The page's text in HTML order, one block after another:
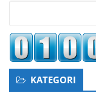
KATEGORI